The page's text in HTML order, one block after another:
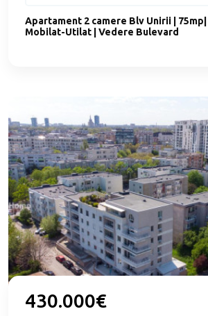
Apartament 2 camere Blv Unirii |
Mobilat-Utilat | Vedere Bulevard
430.000€